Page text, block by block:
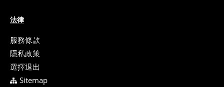
法律
服務條款
隱私政策
選擇退出
Sitemap